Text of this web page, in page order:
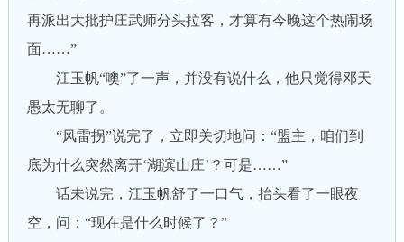
再派出大批护庄武师分头拉客，才算有今晚这个热闹场
面……”
江玉帆“噢”了一声，并没有说什么，他只觉得邓天
愚太无聊了。
“风雷拐”说完了，立即关切地问：“盟主，咱们到
底为什么突然离开‘湖滨山庄’？可是……”
话未说完，江玉帆舒了一口气，抬头看了一眼夜
空，问：“现在是什么时候了？”